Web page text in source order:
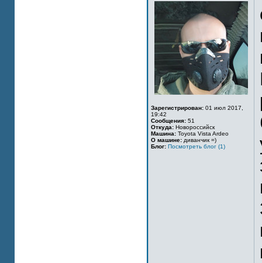
Зарегистрирован: 01 июл 2017,
19:42
Сообщения: 51
Откуда: Новороссийск
Машина: Toyota Vista Ardeo
О машине: диванчик =)
Блог: Посмотреть блог (1)